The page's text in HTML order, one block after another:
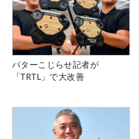
パターこじらせ記者が
「TRTL」で大改善